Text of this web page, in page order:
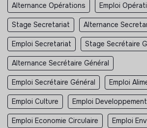
Alternance Opérations Emploi
Stage Secretariat Alternance
Emploi Secretariat Stage Secrétaire
Alternance Secrétaire Général
Emploi Secrétaire Général Emploi
Emploi Culture Emploi
Emploi Economie Circulaire Emploi